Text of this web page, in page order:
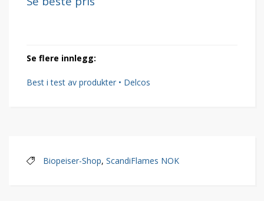
Se flere innlegg:
Best i test av produkter • Delcos
Biopeiser-Shop, ScandiFlames NOK